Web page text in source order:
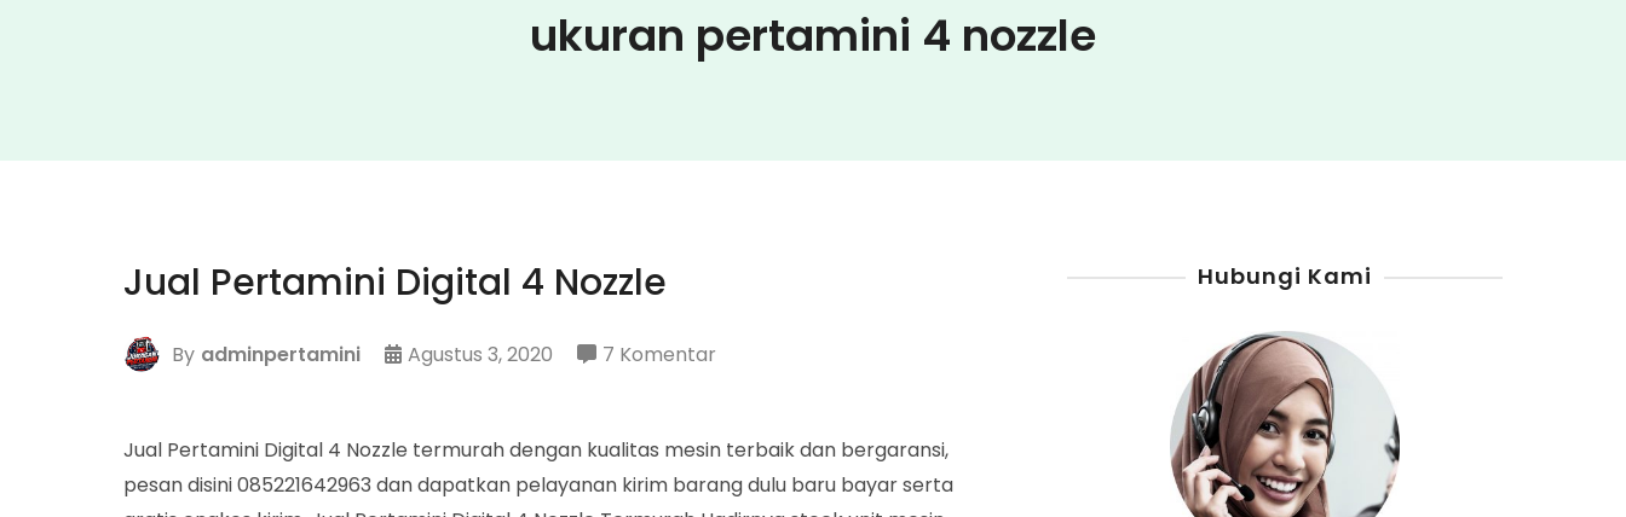
ukuran pertamini 4 nozzle
Jual Pertamini Digital 4 Nozzle
By adminpertamini Agustus 3, 2020 7 Komentarpada
Digital
4
Jual Pertamini Digital 4 Nozzle termurah dengan kualitas mesin terbaik dan bergaransi,
pesan disini 085221642963 dan dapatkan pelayanan kirim barang dulu baru bayar serta
Hubungi Kami